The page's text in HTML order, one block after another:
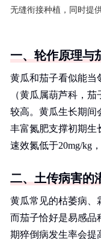
无缝衔接种植，同时提
一、轮作原理与
黄瓜和茄子看似能当
（黄瓜属葫芦科，
较高。黄瓜生长期间
丰富氮肥支撑初期生
速效氮低于20mg/kg
二、土传病害的
黄瓜常见的枯萎病、
而茄子恰好是易感品
期猝倒病发生率会提